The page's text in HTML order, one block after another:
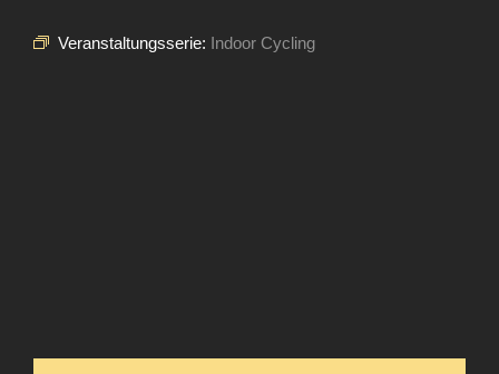
Selbstverteidigung
Veranstaltungsserie: Indoor Cycling